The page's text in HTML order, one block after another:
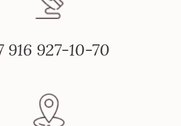
916 927-10-70